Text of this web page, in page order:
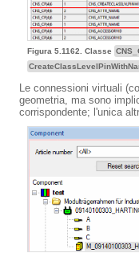
Figura 5.1162. Classe
Le connessioni virtuali
geometria, ma sono
corrispondente; l'unica